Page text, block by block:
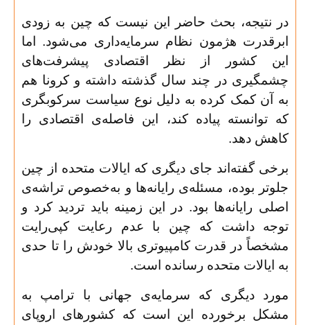
در نتیجه، بحث حاضر این نیست که چین به زودی
ابرقدرت هژمون نظام سرمایه‌داری می‌شود. اما
این کشور از نظر اقتصادی پیشرفت‌های
چشمگیری در چند سال گذشته داشته و کرونا هم
به آن کمک کرده به دلیل نوع سیاست سرکوبگری
که توانسته پیاده کند، این فاصله‌ی اقتصادی را
کاهش دهد.
برخی گفته‌اند جای دیگری که ایالات متحده از چین
جلوتر بوده، مسئله‌ی رایانه‌ها و به‌خصوص تراشه‌ی
اصلی رایانه‌ها بود. در این زمینه باید تردید کرد و
توجه داشت که چین با عدم رعایت کپی‌رایت
مشخصاً در قدرت کامپیوتری بالا خودش را تا حدی
به ایالات متحده رسانده است.
مورد دیگری که سرمایه‌ی جهانی با ترامپ به
مشکل برخورده این است که کشورهای اروپای